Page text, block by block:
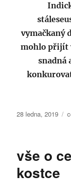
vymačkaný
mohlo přijít
snadná
Publikováno:
28 ledna, 2019
vše o
kostce